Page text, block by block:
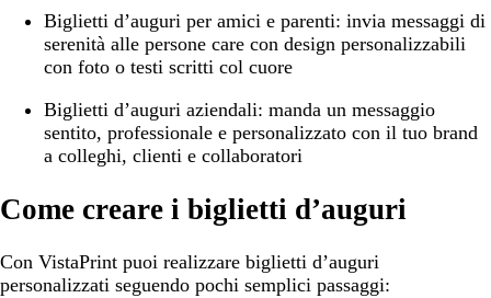
Biglietti d’auguri per amici e parenti: invia messaggi di
serenità alle persone care con design personalizzabili
con foto o testi scritti col cuore
Biglietti d’auguri aziendali: manda un messaggio
sentito, professionale e personalizzato con il tuo brand
a colleghi, clienti e collaboratori
Come creare i biglietti d’auguri
Con VistaPrint puoi realizzare biglietti d’auguri
personalizzati seguendo pochi semplici passaggi: